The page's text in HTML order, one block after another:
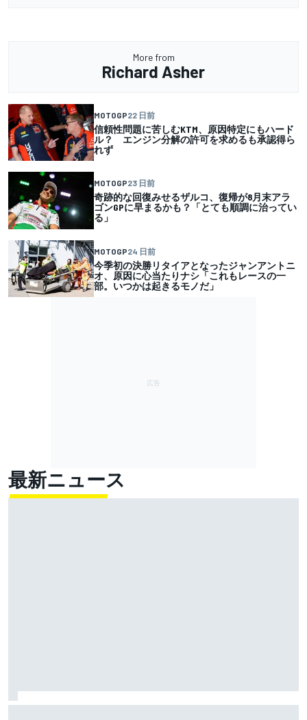
More from
Richard Asher
MOTOGP22 日前
信頼性問題に苦しむKTM、原因特定にもハード
ル？ エンジン分解の許可を求めるも承認得ら
れず
MOTOGP23 日前
奇跡的な回復みせるザルコ、復帰が8月末アラ
ゴンGPに早まるかも？「とても順調に治ってい
る」
MOTOGP24 日前
今季初の決勝リタイアとなったジャンアントニ
オ、原因に心当たりナシ「これもレースの一
部。いつかは起きるモノだ」
最新ニュース